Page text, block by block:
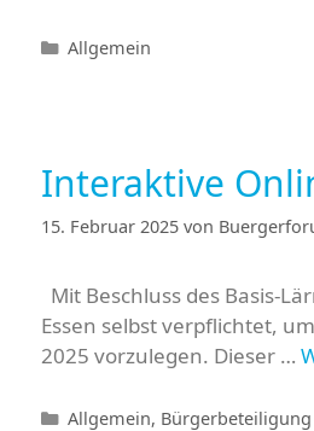
Kategorien
Allgemein
Interaktive
15. Februar 2025 von
Mit Beschluss des Basis-
Essen selbst verpflichtet,
2025 vorzulegen. Dieser …
Kategorien
Allgemein, Bürgerbeteiligung